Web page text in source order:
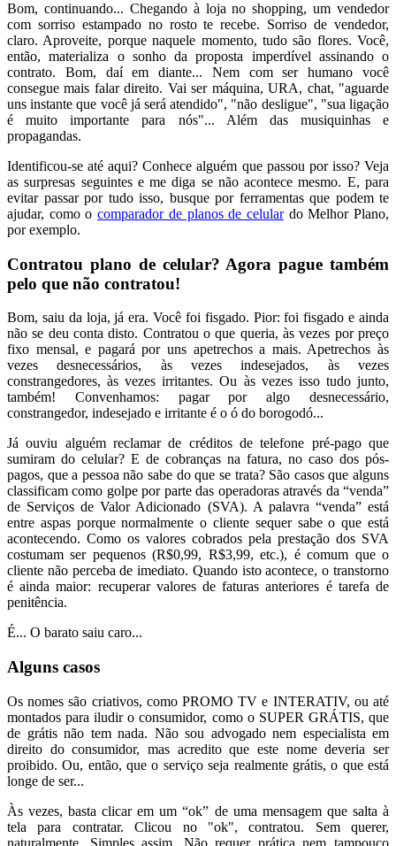
Bom, continuando... Chegando à loja no shopping, um vendedor
com sorriso estampado no rosto te recebe. Sorriso de vendedor,
claro. Aproveite, porque naquele momento, tudo são flores. Você,
então, materializa o sonho da proposta imperdível assinando o
contrato. Bom, daí em diante... Nem com ser humano você
consegue mais falar direito. Vai ser máquina, URA, chat, "aguarde
uns instante que você já será atendido", "não desligue", "sua ligação
é muito importante para nós"... Além das musiquinhas e
propagandas.
Identificou-se até aqui? Conhece alguém que passou por isso? Veja
as surpresas seguintes e me diga se não acontece mesmo. E, para
evitar passar por tudo isso, busque por ferramentas que podem te
ajudar, como ocomparador de planos de celulardo Melhor Plano,
por exemplo.
Contratou plano de celular? Agora pague também
pelo que não contratou!
Bom, saiu da loja, já era. Você foi fisgado. Pior: foi fisgado e ainda
não se deu conta disto. Contratou o que queria, às vezes por preço
fixo mensal, e pagará por uns apetrechos a mais. Apetrechos às
vezes desnecessários, às vezes indesejados, às vezes
constrangedores, às vezes irritantes. Ou às vezes isso tudo junto,
também! Convenhamos: pagar por algo desnecessário,
constrangedor, indesejado e irritante é o ó do borogodó...
Já ouviu alguém reclamar de créditos de telefone pré-pago que
sumiram do celular? E de cobranças na fatura, no caso dos pós-
pagos, que a pessoa não sabe do que se trata? São casos que alguns
classificam como golpe por parte das operadoras através da “venda”
de Serviços de Valor Adicionado (SVA). A palavra “venda” está
entre aspas porque normalmente o cliente sequer sabe o que está
acontecendo. Como os valores cobrados pela prestação dos SVA
costumam ser pequenos (R$0,99, R$3,99, etc.), é comum que o
cliente não perceba de imediato. Quando isto acontece, o transtorno
é ainda maior: recuperar valores de faturas anteriores é tarefa de
penitência.
É... O barato saiu caro...
Alguns casos
Os nomes são criativos, como PROMO TV e INTERATIV, ou até
montados para iludir o consumidor, como o SUPER GRÁTIS, que
de grátis não tem nada. Não sou advogado nem especialista em
direito do consumidor, mas acredito que este nome deveria ser
proibido. Ou, então, que o serviço seja realmente grátis, o que está
longe de ser...
Às vezes, basta clicar em um “ok” de uma mensagem que salta à
tela para contratar. Clicou no "ok", contratou. Sem querer,
naturalmente. Simples assim. Não requer prática nem tampouco